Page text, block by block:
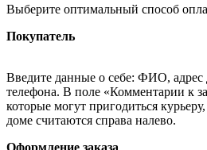
Выберите оптимальный способ
Покупатель
Введите данные о себе: ФИО, адрес
телефона. В поле «Комментарии к
которые могут пригодиться
доме считаются справа налево.
Оформление заказа